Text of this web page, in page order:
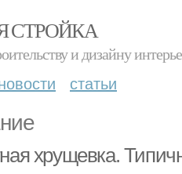
СТРОЙКА
и дизайну
статьи
хрущевка.